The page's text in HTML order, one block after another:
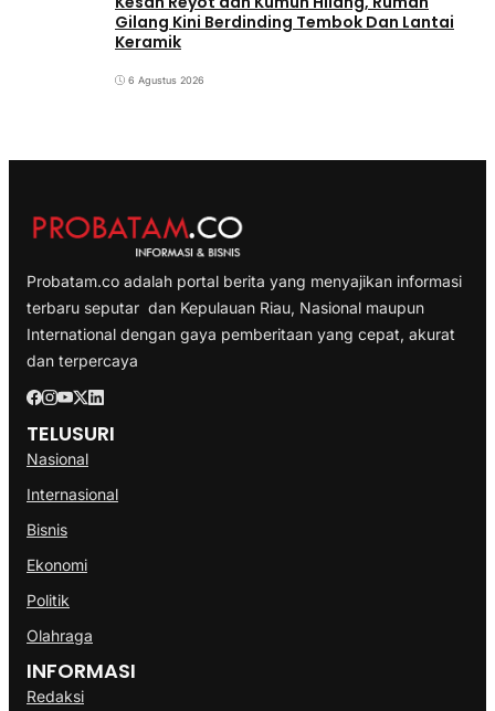
Gilang Kini Berdinding Tembok Dan Lantai
Keramik
6 Agustus 2026
Probatam.co adalah portal berita yang menyajikan informasi
terbaru seputar dan Kepulauan Riau, Nasional maupun
International dengan gaya pemberitaan yang cepat, akurat
dan terpercaya
TELUSURI
Nasional
Internasional
Bisnis
Ekonomi
Politik
Olahraga
INFORMASI
Redaksi